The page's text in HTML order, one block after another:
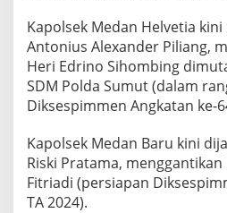
S
e
r
t
i
j
b
K
a
s
Kapolsek Medan Helvetia
Antonius Alexander Piliang,
Heri Edrino Sihombing
SDM Polda Sumut (dalam
Diksespimmen Angkatan ke-
Kapolsek Medan Baru kini
Riski Pratama,
Fitriadi (persiapan
TA 2024).